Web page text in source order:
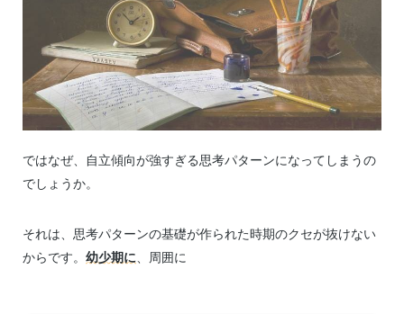
ではなぜ、自立傾向が強すぎる思考パターンになってしまうの
でしょうか。
それは、思考パターンの基礎が作られた時期のクセが抜けない
からです。 幼少期に 、周囲に